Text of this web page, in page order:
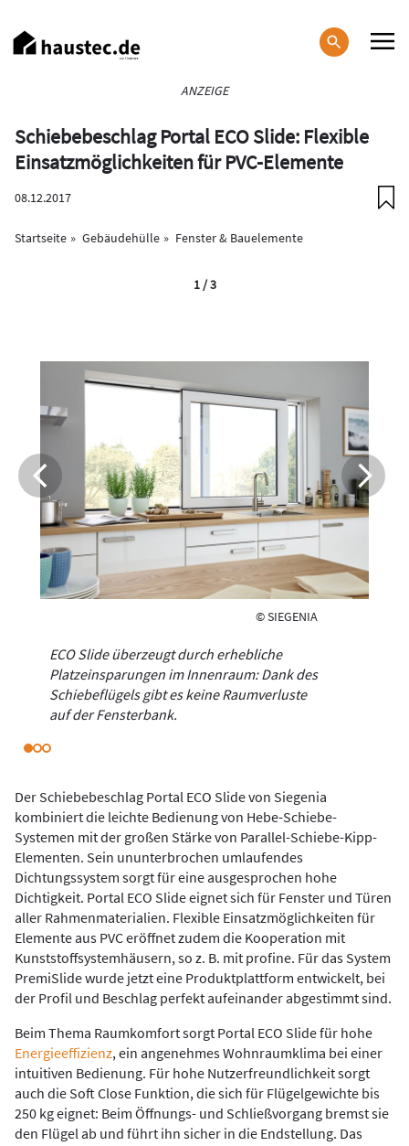
zum
Inhalt
ANZEIGE
Schiebebeschlag Portal ECO Slide: Flexible
Einsatzmöglichkeiten für PVC-Elemente
08.12.2017
Startseite Gebäudehülle Fenster & Bauelemente
© SIEGENIA
ECO Slide überzeugt durch erhebliche
Platzeinsparungen im Innenraum: Dank des
Schiebeflügels gibt es keine Raumverluste
auf der Fensterbank.
1 / 3
Der Schiebebeschlag Portal ECO Slide von Siegenia
kombiniert die leichte Bedienung von Hebe-Schiebe-
Systemen mit der großen Stärke von Parallel-Schiebe-Kipp-
Elementen. Sein ununterbrochen umlaufendes
Dichtungssystem sorgt für eine ausgesprochen hohe
Dichtigkeit. Portal ECO Slide eignet sich für Fenster und Türen
aller Rahmenmaterialien. Flexible Einsatzmöglichkeiten für
Elemente aus PVC eröffnet zudem die Kooperation mit
Kunststoffsystemhäusern, so z. B. mit profine. Für das System
PremiSlide wurde jetzt eine Produktplattform entwickelt, bei
der Profil und Beschlag perfekt aufeinander abgestimmt sind.
Beim Thema Raumkomfort sorgt Portal ECO Slide für hohe
Energieeffizienz, ein angenehmes Wohnraumklima bei einer
intuitiven Bedienung. Für hohe Nutzerfreundlichkeit sorgt
auch die Soft Close Funktion, die sich für Flügelgewichte bis
250 kg eignet: Beim Öffnungs- und Schließvorgang bremst sie
den Flügel ab und führt ihn sicher in die Endstellung. Das